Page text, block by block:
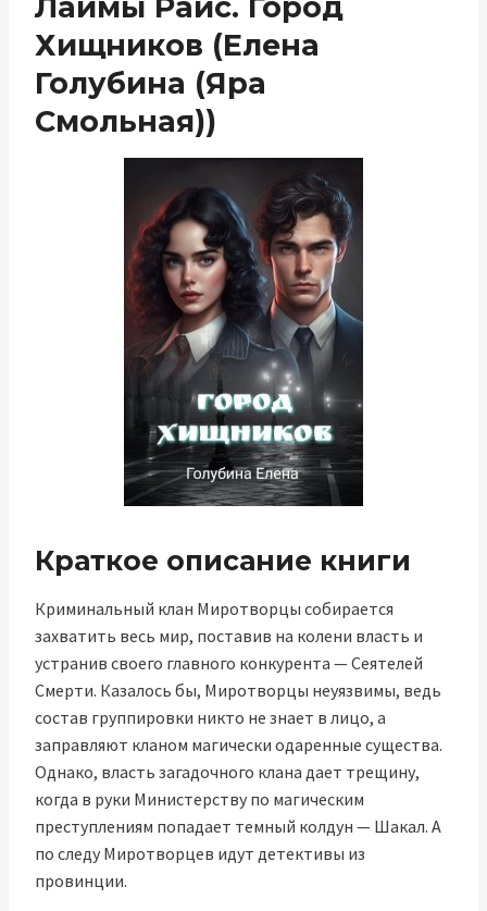
Хищников (Елена
Голубина (Яра
Смольная))
Краткое описание книги
Криминальный клан Миротворцы собирается
захватить весь мир, поставив на колени власть и
устранив своего главного конкурента — Сеятелей
Смерти. Казалось бы, Миротворцы неуязвимы, ведь
состав группировки никто не знает в лицо, а
заправляют кланом магически одаренные существа.
Однако, власть загадочного клана дает трещину,
когда в руки Министерству по магическим
преступлениям попадает темный колдун — Шакал. А
по следу Миротворцев идут детективы из
провинции.